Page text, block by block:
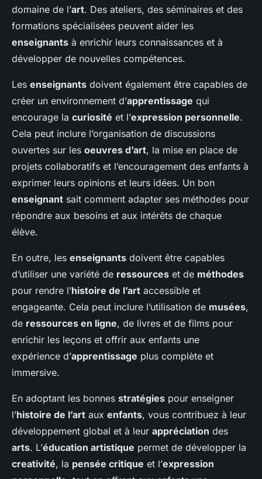
domaine de l’art. Des ateliers, des séminaires et des
formations spécialisées peuvent aider les
enseignants à enrichir leurs connaissances et à
développer de nouvelles compétences.
Les enseignants doivent également être capables de
créer un environnement d’apprentissage qui
encourage la curiosité et l’expression personnelle.
Cela peut inclure l’organisation de discussions
ouvertes sur les oeuvres d’art, la mise en place de
projets collaboratifs et l’encouragement des enfants à
exprimer leurs opinions et leurs idées. Un bon
enseignant sait comment adapter ses méthodes pour
répondre aux besoins et aux intérêts de chaque
élève.
En outre, les enseignants doivent être capables
d’utiliser une variété de ressources et de méthodes
pour rendre l’histoire de l’art accessible et
engageante. Cela peut inclure l’utilisation de musées,
de ressources en ligne, de livres et de films pour
enrichir les leçons et offrir aux enfants une
expérience d’apprentissage plus complète et
immersive.
En adoptant les bonnes stratégies pour enseigner
l’histoire de l’art aux enfants, vous contribuez à leur
développement global et à leur appréciation des
arts. L’éducation artistique permet de développer la
creativité, la pensée critique et l’expression